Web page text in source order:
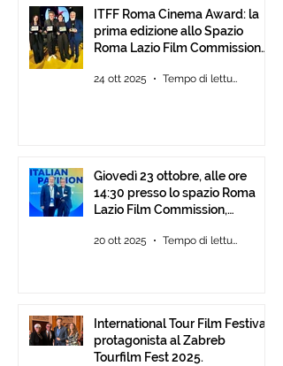
ITFF Roma Cinema Award: la
prima edizione allo Spazio
Roma Lazio Film Commission
24 ott 2025 Tempo di lettura: 2 min
Giovedì 23 ottobre, alle ore
14:30 presso lo spazio Roma
Lazio Film Commission,
Musica Roma, consegna degli
20 ott 2025 Tempo di lettura: 2 min
International Tour Film Festival
protagonista al Zabreb
Tourfilm Fest 2025.